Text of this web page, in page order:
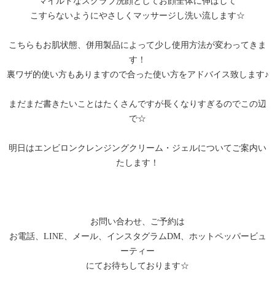
こすらないようにやさしくマッサージし洗い流します☆
こちらもお肌状態、併用製品によって少し使用方法が変わってきま
す！
裏ワザ的使い方もありますので合った使い方をアドバイス致します♪
まだまだ書きたいことはたくさんですが長くなりすぎるのでこの辺
で☆
明日はエンビロンクレンジングクリーム・ジェルについてご案内い
たします！
お問い合わせ、ご予約は
お電話、LINE、メール、インスタグラムDM、ホットペッパービュ
ーティー
にてお待ちしております☆